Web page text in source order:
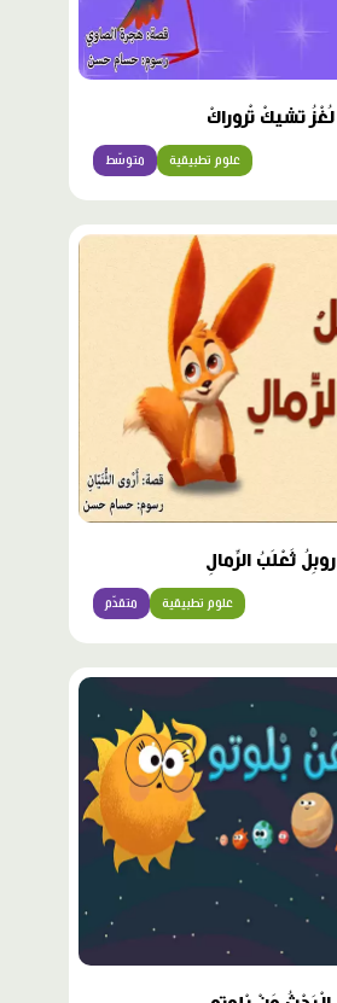
لُغْزُ تشيكْ تْروراكْ
متوسّط علوم تطبيقية
روبِلُ ثَعْلَبُ الرِّمالِ
متقدّم علوم تطبيقية